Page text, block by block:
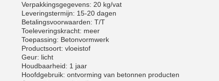
Verpakkingsgegevens: 20 kg/vat
Leveringstermijn: 15-20 dagen
Betalingsvoorwaarden: T/T
Toeleveringskracht: meer
Toepassing: Betonvormwerk
Productsoort: vloeistof
Geur: licht
Houdbaarheid: 1 jaar
Hoofdgebruik: ontvorming van betonnen producten